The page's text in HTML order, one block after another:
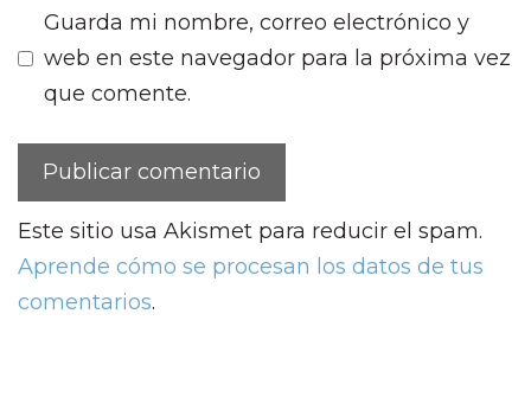
Guarda mi nombre, correo electrónico y
web en este navegador para la próxima vez
que comente.
Este sitio usa Akismet para reducir el spam.
Aprende cómo se procesan los datos de tus
comentarios.